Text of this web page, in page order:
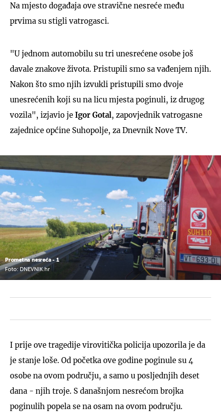
Na mjesto događaja ove stravične nesreće među
prvima su stigli vatrogasci.
"U jednom automobilu su tri unesrećene osobe još
davale znakove života. Pristupili smo sa vađenjem njih.
Nakon što smo njih izvukli pristupili smo dvoje
unesrećenih koji su na licu mjesta poginuli, iz drugog
vozila", izjavio je Igor Gotal, zapovjednik vatrogasne
zajednice općine Suhopolje, za Dnevnik Nove TV.
Prometna nesreća - 1
Foto: DNEVNIK.hr
I prije ove tragedije virovitička policija upozorila je da
je stanje loše. Od početka ove godine poginule su 4
osobe na ovom području, a samo u posljednjih deset
dana - njih troje. S današnjom nesrećom brojka
poginulih popela se na osam na ovom području.